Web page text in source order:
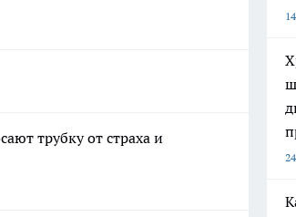
трубку от страха и